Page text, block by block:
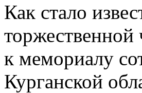
Как стало
к мемориалу
Курганской